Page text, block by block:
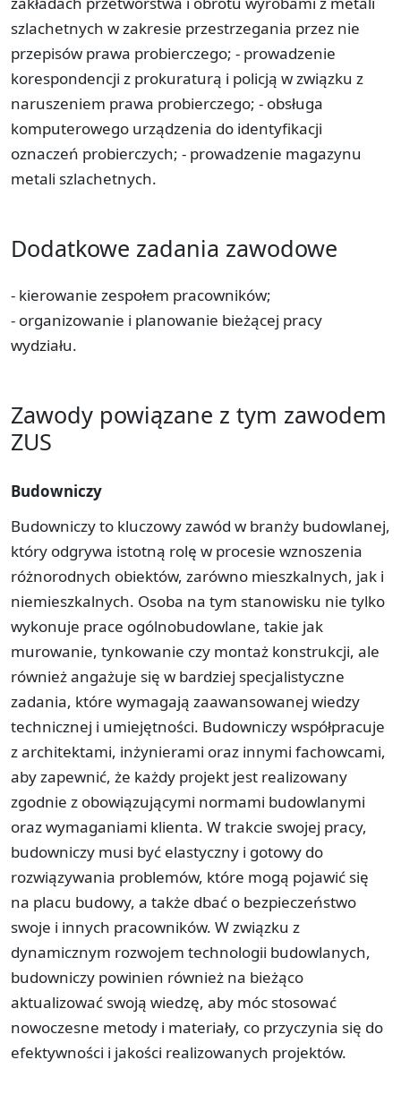
szlachetnych w zakresie przestrzegania przez nie
przepisów prawa probierczego; - prowadzenie
korespondencji z prokuraturą i policją w związku z
naruszeniem prawa probierczego; - obsługa
komputerowego urządzenia do identyfikacji
oznaczeń probierczych; - prowadzenie magazynu
metali szlachetnych.
Dodatkowe zadania zawodowe
- kierowanie zespołem pracowników;
- organizowanie i planowanie bieżącej pracy
wydziału.
Zawody powiązane z tym zawodem
ZUS
Budowniczy
Budowniczy to kluczowy zawód w branży budowlanej,
który odgrywa istotną rolę w procesie wznoszenia
różnorodnych obiektów, zarówno mieszkalnych, jak i
niemieszkalnych. Osoba na tym stanowisku nie tylko
wykonuje prace ogólnobudowlane, takie jak
murowanie, tynkowanie czy montaż konstrukcji, ale
również angażuje się w bardziej specjalistyczne
zadania, które wymagają zaawansowanej wiedzy
technicznej i umiejętności. Budowniczy współpracuje
z architektami, inżynierami oraz innymi fachowcami,
aby zapewnić, że każdy projekt jest realizowany
zgodnie z obowiązującymi normami budowlanymi
oraz wymaganiami klienta. W trakcie swojej pracy,
budowniczy musi być elastyczny i gotowy do
rozwiązywania problemów, które mogą pojawić się
na placu budowy, a także dbać o bezpieczeństwo
swoje i innych pracowników. W związku z
dynamicznym rozwojem technologii budowlanych,
budowniczy powinien również na bieżąco
aktualizować swoją wiedzę, aby móc stosować
nowoczesne metody i materiały, co przyczynia się do
efektywności i jakości realizowanych projektów.